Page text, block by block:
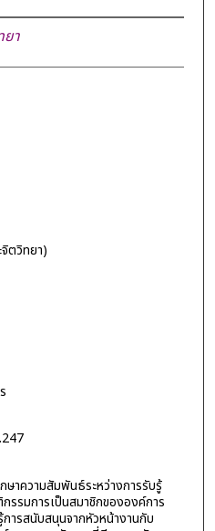
า
ตวิทยา)
าความสัมพันธ์ระหว่างการรับรู้
รมการเป็นสมาชิกขององค์การ
ารสนับสนุนจากหัวหน้างานกับ